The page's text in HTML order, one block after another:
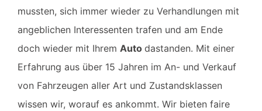
mussten, sich immer wieder zu Verhandlungen mit
angeblichen Interessenten trafen und am Ende
doch wieder mit Ihrem Auto dastanden. Mit einer
Erfahrung aus über 15 Jahren im An- und Verkauf
von Fahrzeugen aller Art und Zustandsklassen
wissen wir, worauf es ankommt. Wir bieten faire